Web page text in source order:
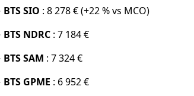
BTS SIO : 8 278 € (+22 % vs MCO)
BTS NDRC : 7 184 €
BTS SAM : 7 324 €
BTS GPME : 6 952 €